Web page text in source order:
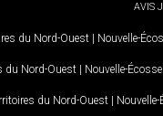
AVIS
du Nord-Ouest | Nouvelle-
du Nord-Ouest | Nouvelle-Écosse
du Nord-Ouest |